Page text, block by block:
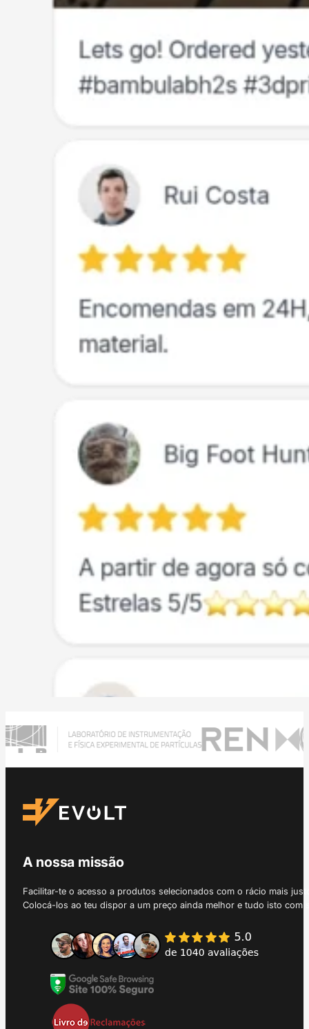
A nossa missão
Facilitar-te o acesso a produtos selecionados com o rácio mais
Colocá-los ao teu dispor a um preço ainda melhor e tudo isto